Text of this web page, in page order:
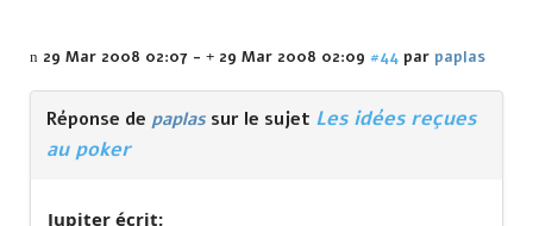
29 Mar 2008 02:07 - 29 Mar 2008 02:09 #44 par paplas
Réponse de paplas sur le sujet Les idées reçues
au poker
Jupiter écrit: